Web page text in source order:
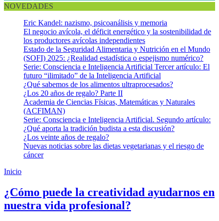
NOVEDADES
Eric Kandel: nazismo, psicoanálisis y memoria
El negocio avícola, el déficit energético y la sostenibilidad de
los productores avícolas independientes
Estado de la Seguridad Alimentaria y Nutrición en el Mundo
(SOFI) 2025: ¿Realidad estadística o espejismo numérico?
Serie: Consciencia e Inteligencia Artificial Tercer artículo: El
futuro “ilimitado” de la Inteligencia Artificial
¿Qué sabemos de los alimentos ultraprocesados?
¿Los 20 años de regalo? Parte II
Academia de Ciencias Físicas, Matemáticas y Naturales
(ACFIMAN)
Serie: Consciencia e Inteligencia Artificial. Segundo artículo:
¿Qué aporta la tradición budista a esta discusión?
¿Los veinte años de regalo?
Nuevas noticias sobre las dietas vegetarianas y el riesgo de
cáncer
Inicio
¿Cómo puede la creatividad ayudarnos en
nuestra vida profesional?